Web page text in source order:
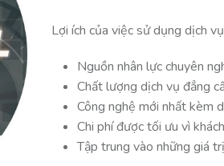
Lợi ích của việc sử dụng dịch
Nguồn nhân lực chuyên
Chất lượng dịch vụ đẳng
Công nghệ mới nhất kèm
Chi phí được tối ưu vì
Tập trung vào những giá